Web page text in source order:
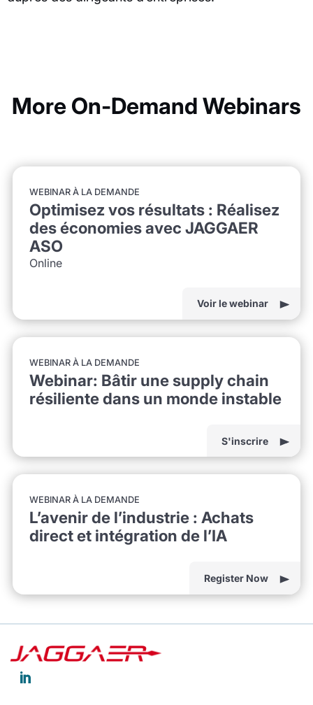
More On-Demand Webinars
WEBINAR À LA DEMANDE
Optimisez vos résultats : Réalisez
des économies avec JAGGAER
ASO
Online
Voir le webinar
WEBINAR À LA DEMANDE
Webinar: Bâtir une supply chain
résiliente dans un monde instable
S'inscrire
WEBINAR À LA DEMANDE
L’avenir de l’industrie : Achats
direct et intégration de l’IA
Register Now
